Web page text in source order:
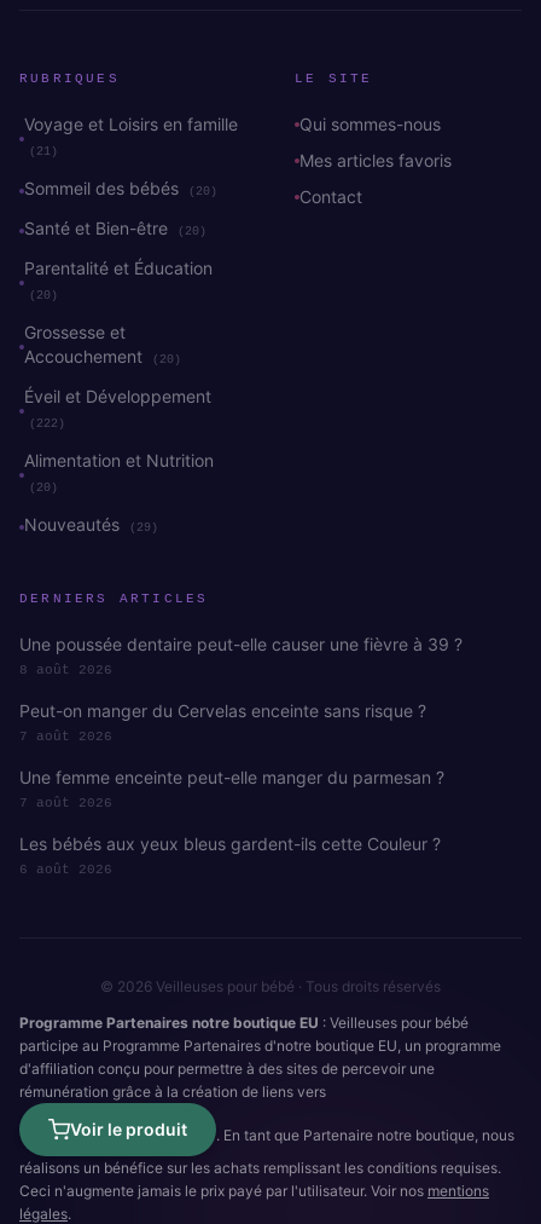
RUBRIQUES
Voyage et Loisirs en famille
(21)
Sommeil des bébés (20)
Santé et Bien-être (20)
Parentalité et Éducation
(20)
Grossesse et
Accouchement
(20)
Éveil et Développement
(222)
Alimentation et Nutrition
(20)
Nouveautés (29)
LE SITE
Qui sommes-nous
Mes articles favoris
Contact
DERNIERS ARTICLES
Une poussée dentaire peut-elle causer une fièvre à 39 ?
8 août 2026
Peut-on manger du Cervelas enceinte sans risque ?
7 août 2026
Une femme enceinte peut-elle manger du parmesan ?
7 août 2026
Les bébés aux yeux bleus gardent-ils cette Couleur ?
6 août 2026
© 2026 Veilleuses pour bébé · Tous droits réservés
Programme Partenaires notre boutique EU : Veilleuses pour bébé
participe au Programme Partenaires d'notre boutique EU, un programme
d'affiliation conçu pour permettre à des sites de percevoir une
rémunération grâce à la création de liens vers
Voir le produit
. En tant que Partenaire notre boutique, nous
réalisons un bénéfice sur les achats remplissant les conditions requises.
Ceci n'augmente jamais le prix payé par l'utilisateur. Voir nos mentions
légales.